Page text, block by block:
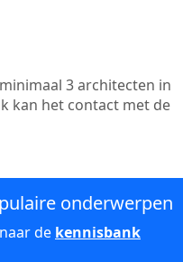
3 architecten in
kan het contact met de
onderwerpen
de kennisbank